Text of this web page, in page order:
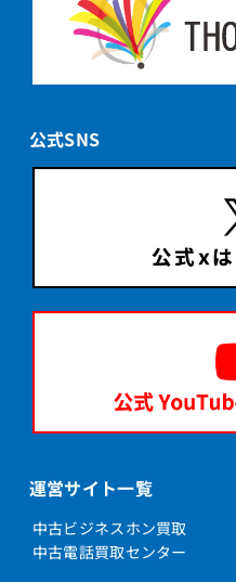
公式SNS
運営サイト一覧
中古ビジネスホン買取
中古電話買取センター